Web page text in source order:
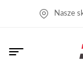
Nasze